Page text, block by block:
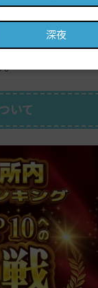
場合、
いて
深夜